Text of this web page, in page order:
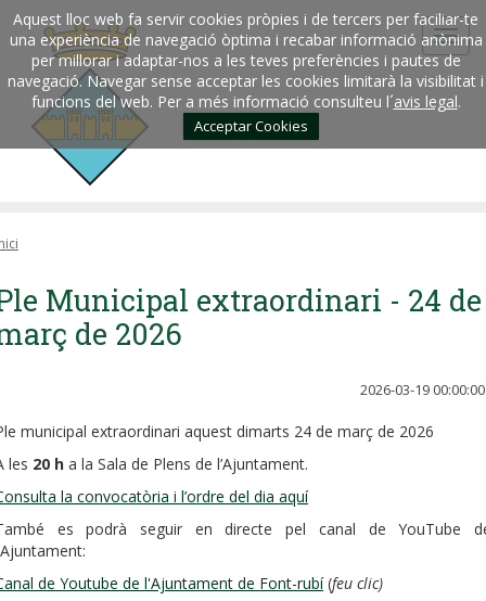
Aquest lloc web fa servir cookies pròpies i de tercers per faciliar-te
una experiència de navegació òptima i recabar informació anònima
per millorar i adaptar-nos a les teves preferències i pautes de
navegació. Navegar sense acceptar les cookies limitarà la visibilitat i
funcions del web. Per a més informació consulteu l´avis legal.
Acceptar Cookies
Municipal extraordinari - 24 de
de 2026
2026-03-19 00:00:00
municipal extraordinari aquest dimarts 24 de març de 2026
les 20 h a la Sala de Plens de l’Ajuntament.
la convocatòria i l’ordre del dia aquí
es podrà seguir en directe pel canal de YouTube
de Youtube de l'Ajuntament de Font-rubí(feu clic)